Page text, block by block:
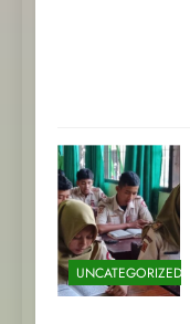
UNCATEGORIZED